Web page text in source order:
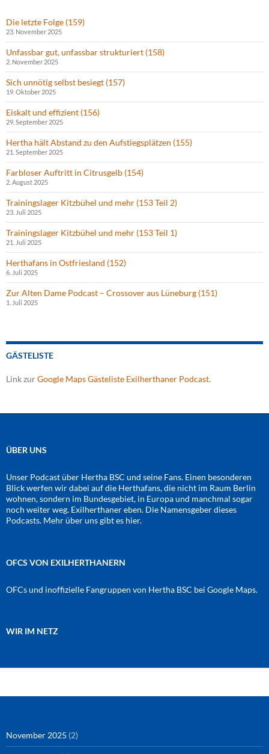
Die letzte Folge (159)
23. November 2025
Unfassbar gut, unfassbar strukturiert (158)
2. November 2025
Sich unnötig selbst besiegt (157)
19. Oktober 2025
Eiskalt und effizient (156)
29. September 2025
Hertha hält Abstand zu den Aufstiegsplätzen (155)
21. September 2025
Farbloser Auftritt in Citrusgelb (154)
2. August 2025
Trainingslager Kitzbühel und mehr (153 Teil 2)
23. Juli 2025
Trainingslager Kitzbühel und mehr (153 Teil 1)
21. Juli 2025
Herthafans in Ostfriesland (152)
6. Juli 2025
Zur Alten Dame Podcast – Crossover aus Lüneburg (151)
1. Juli 2025
GÄSTELISTE
Link zurGoogle Maps Gästeliste Exilherthaner Podcast.
ÜBER UNS
Unser Podcast über Hertha BSC und seine Fans. Einen besonderen
Blick werfen wir dabei auf die Herthafans, die nicht im Raum Berlin
wohnen, sondern im Bundesgebiet, in Europa und manchmal sogar
noch weiter weg. Exilherthaner eben. Die Namensgeber dieses
Podcasts. Mehr über uns gibt es hier.
OFCS VON EXILHERTHANERN
OFCs und inoffizielle Fangruppen von Hertha BSC bei Google Maps.
WIR IM NETZ
November 2025 (2)